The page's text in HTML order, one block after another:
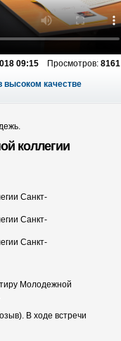
09:15 Просмотров: 8161
высоком качестве
коллегии
Санкт-
Санкт-
Санкт-
Молодежной
В ходе встречи